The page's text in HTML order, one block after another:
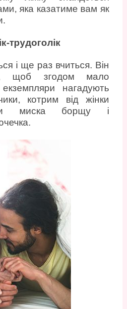
яка казатиме вам як
трудоголік
і ще раз вчиться. Він
щоб згодом мало
нагадують
котрим від жінки
миска борщу і